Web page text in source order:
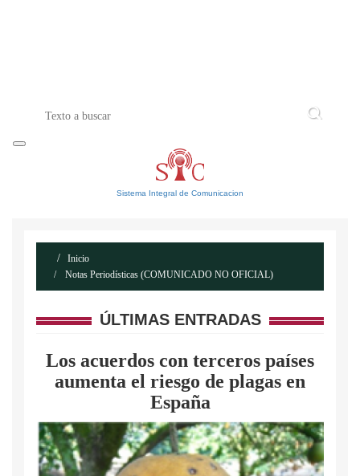
Sistema Integral de Comunicacion
Inicio
Notas Periodísticas (COMUNICADO NO OFICIAL)
ÚLTIMAS ENTRADAS
Los acuerdos con terceros países
aumenta el riesgo de plagas en
España